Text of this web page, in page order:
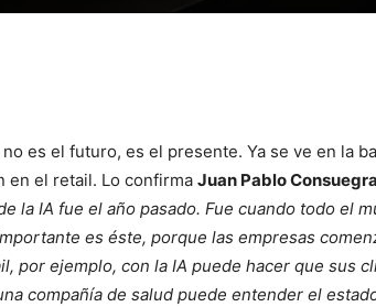
es el futuro, es el presente. Ya se ve en la
en el retail. Lo confirma Juan Pablo
la IA fue el año pasado. Fue cuando todo el
es éste, porque las empresas
por ejemplo, con la IA puede hacer que sus
compañía de salud puede entender el